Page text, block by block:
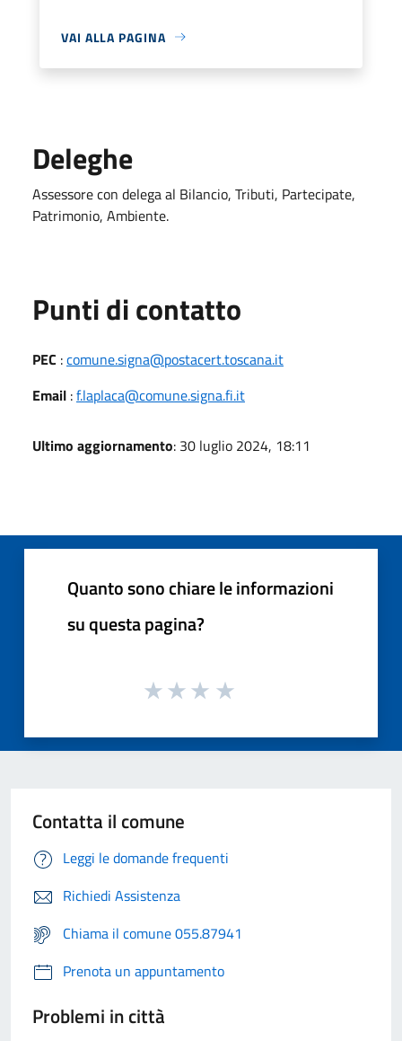
VAI ALLA PAGINA
Deleghe
Assessore con delega al Bilancio, Tributi, Partecipate,
Patrimonio, Ambiente.
Punti di contatto
PEC :comune.signa@postacert.toscana.it
Email :f.laplaca@comune.signa.fi.it
Ultimo aggiornamento: 30 luglio 2024, 18:11
Quanto sono chiare le informazioni
su questa pagina?
Contatta il comune
Leggi le domande frequenti
Richiedi Assistenza
Chiama il comune 055.87941
Prenota un appuntamento
Problemi in città